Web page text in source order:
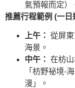
氣預報而定）
推薦行程範例 (一日
上午： 從屏
海景。
中午： 在枋
「枋野祕境-
漫」。